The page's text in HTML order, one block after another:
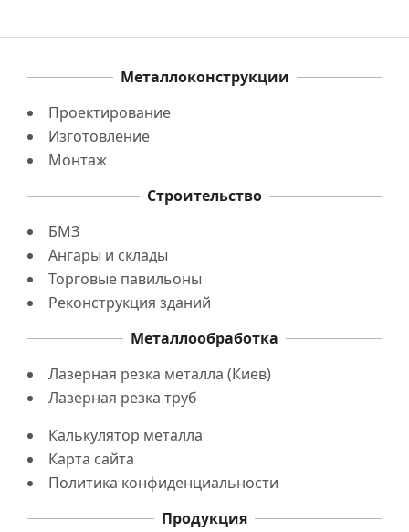
Металлоконструкции
Проектирование
Изготовление
Монтаж
Строительство
БМЗ
Ангары и склады
Торговые павильоны
Реконструкция зданий
Металлообработка
Лазерная резка металла (Киев)
Лазерная резка труб
Калькулятор металла
Карта сайта
Политика конфиденциальности
Продукция